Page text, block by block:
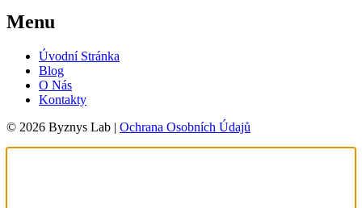
Menu
Úvodní Stránka
Blog
O Nás
Kontakty
© 2026 Byznys Lab | Ochrana Osobních Údajů